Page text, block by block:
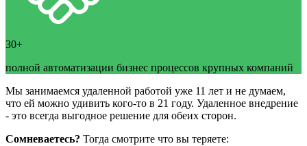
30+
полной автоматизации бизнес процессов крупных компаний
Мы занимаемся удаленной работой уже 11 лет и не думаем,
что ей можно удивить кого-то в 21 году. Удаленное внедрение
- это всегда выгодное решение для обеих сторон.
Сомневаетесь? Тогда смотрите что вы теряете: